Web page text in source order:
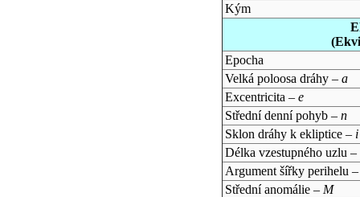
Kým
Epocha
Velká poloosa dráhy – a
Excentricita – e
Střední denní pohyb – n
Sklon dráhy k ekliptice – i
Délka vzestupného uzlu –
Argument šířky perihelu
Střední anomálie – M